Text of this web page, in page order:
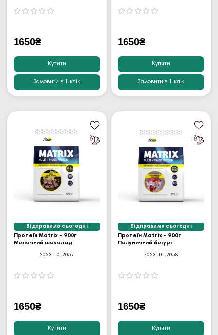
1650₴
Купити
Замовити в 1 клік
1650₴
Купити
Замовити в 1 клік
Відправимо сьогодні
Протеїн Matrix - 900г
Молочний шоколад
2023-10-2057
1650₴
Купити
Відправимо сьогодні
Протеїн Matrix - 900г
Полуничний йогурт
2023-10-2058
1650₴
Купити